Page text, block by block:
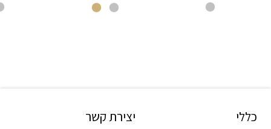
כללי יצירת קשר